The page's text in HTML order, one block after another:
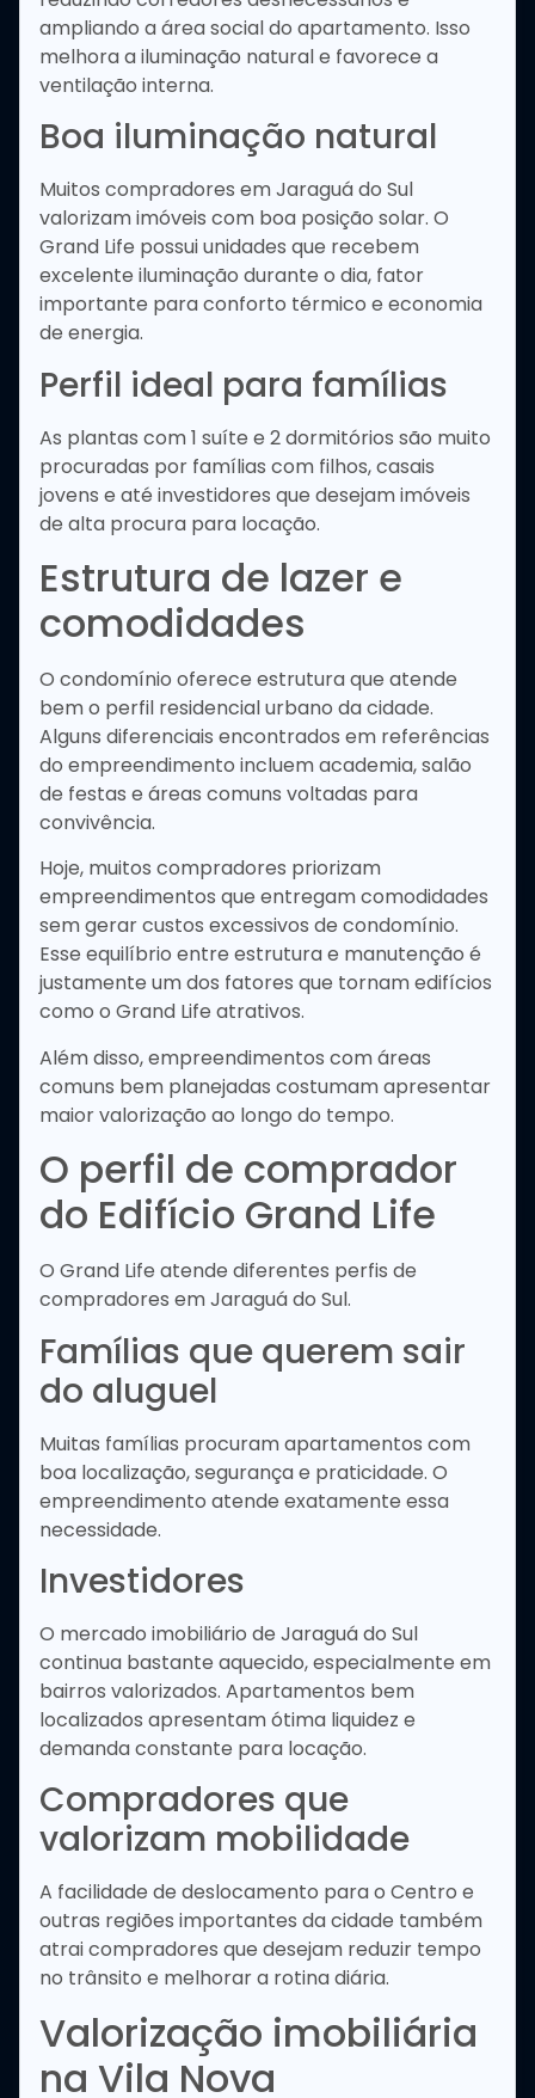
ampliando a área social do apartamento. Isso
melhora a iluminação natural e favorece a
ventilação interna.
Boa iluminação natural
Muitos compradores em Jaraguá do Sul
valorizam imóveis com boa posição solar. O
Grand Life possui unidades que recebem
excelente iluminação durante o dia, fator
importante para conforto térmico e economia
de energia.
Perfil ideal para famílias
As plantas com 1 suíte e 2 dormitórios são muito
procuradas por famílias com filhos, casais
jovens e até investidores que desejam imóveis
de alta procura para locação.
Estrutura de lazer e
comodidades
O condomínio oferece estrutura que atende
bem o perfil residencial urbano da cidade.
Alguns diferenciais encontrados em referências
do empreendimento incluem academia, salão
de festas e áreas comuns voltadas para
convivência.
Hoje, muitos compradores priorizam
empreendimentos que entregam comodidades
sem gerar custos excessivos de condomínio.
Esse equilíbrio entre estrutura e manutenção é
justamente um dos fatores que tornam edifícios
como o Grand Life atrativos.
Além disso, empreendimentos com áreas
comuns bem planejadas costumam apresentar
maior valorização ao longo do tempo.
O perfil de comprador
do Edifício Grand Life
O Grand Life atende diferentes perfis de
compradores em Jaraguá do Sul.
Famílias que querem sair
do aluguel
Muitas famílias procuram apartamentos com
boa localização, segurança e praticidade. O
empreendimento atende exatamente essa
necessidade.
Investidores
O mercado imobiliário de Jaraguá do Sul
continua bastante aquecido, especialmente em
bairros valorizados. Apartamentos bem
localizados apresentam ótima liquidez e
demanda constante para locação.
Compradores que
valorizam mobilidade
A facilidade de deslocamento para o Centro e
outras regiões importantes da cidade também
atrai compradores que desejam reduzir tempo
no trânsito e melhorar a rotina diária.
Valorização imobiliária
na Vila Nova